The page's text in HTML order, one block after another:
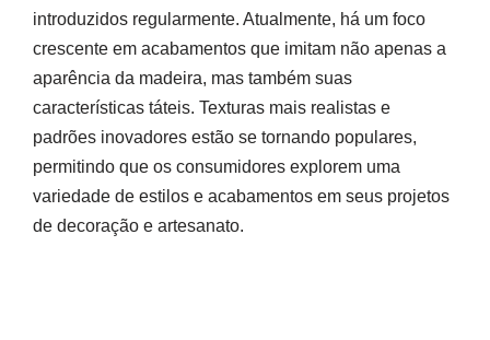
introduzidos regularmente. Atualmente, há um foco
crescente em acabamentos que imitam não apenas a
aparência da madeira, mas também suas
características táteis. Texturas mais realistas e
padrões inovadores estão se tornando populares,
permitindo que os consumidores explorem uma
variedade de estilos e acabamentos em seus projetos
de decoração e artesanato.